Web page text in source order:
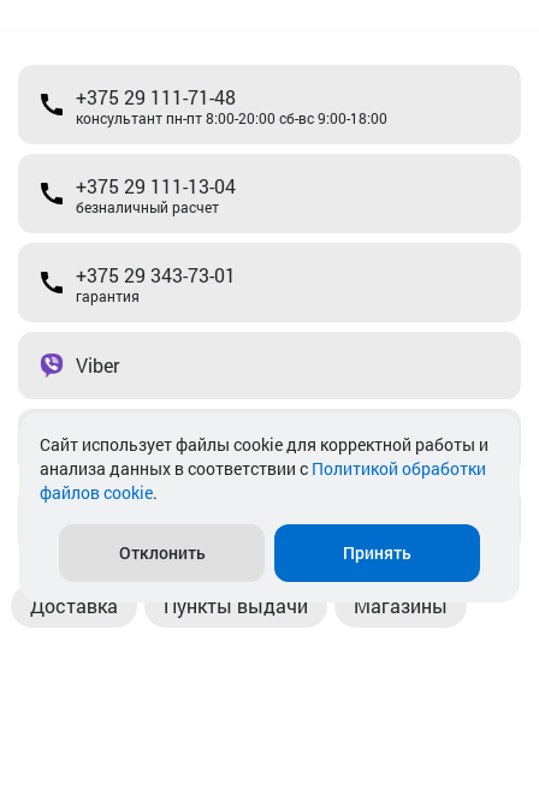
+375 29 111-71-48
консультант пн-пт 8:00-20:00 сб-вс 9:00-18:00
+375 29 111-13-04
безналичный расчет
+375 29 343-73-01
гарантия
Viber
Telegram
Доставка Пункты выдачи Магазины
Cайт использует файлы cookie для корректной работы и
анализа данных в соответствии с Политикой обработки
файлов cookie.
Отклонить Принять